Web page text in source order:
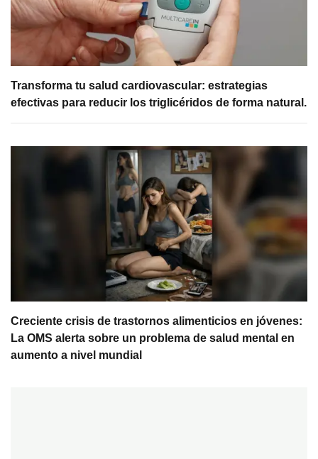
Transforma tu salud cardiovascular: estrategias
efectivas para reducir los triglicéridos de forma natural.
Creciente crisis de trastornos alimenticios en jóvenes:
La OMS alerta sobre un problema de salud mental en
aumento a nivel mundial